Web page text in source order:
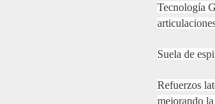
Tecnología
Suela de
Refuerzos
mejorando